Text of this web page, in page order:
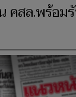
คสล.พร้อ